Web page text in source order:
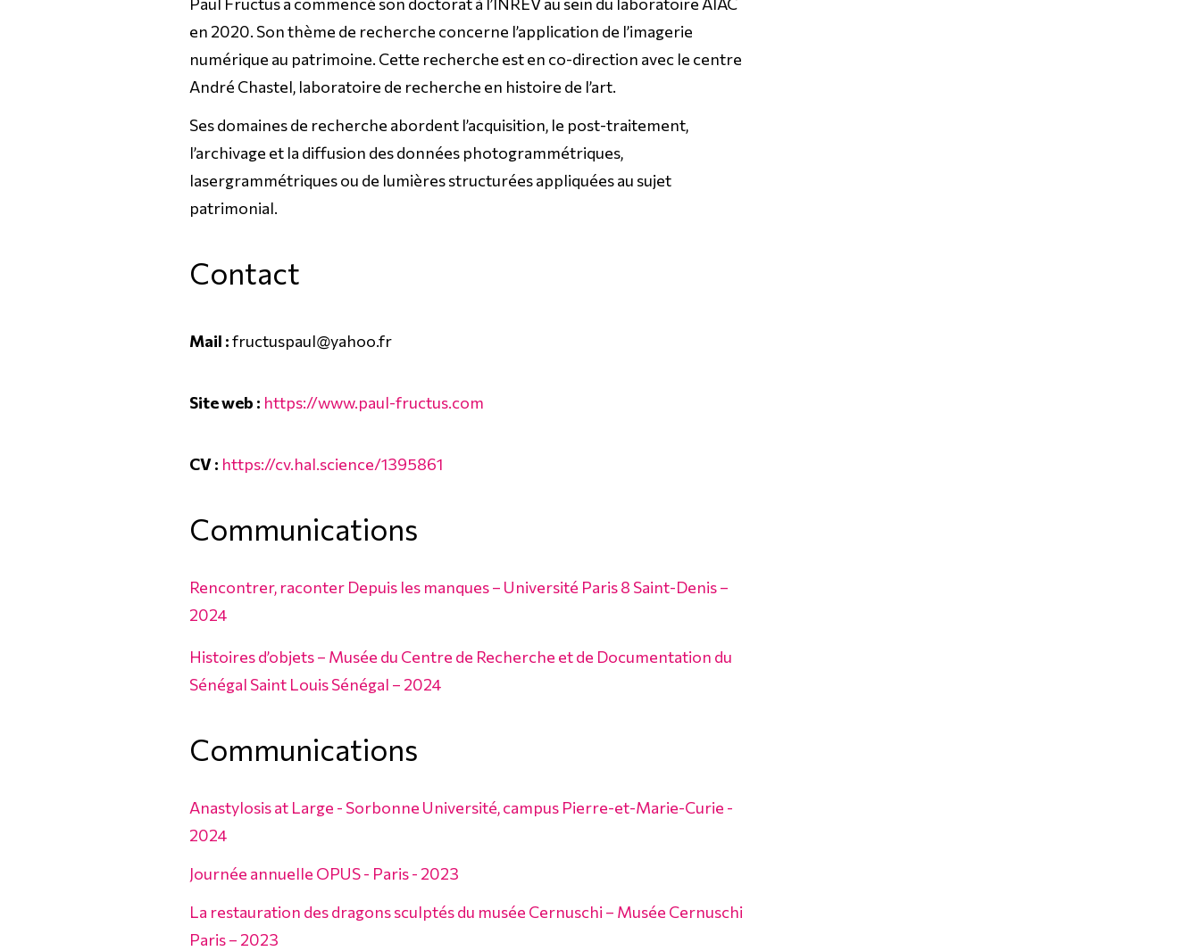
en 2020. Son thème de recherche concerne l’application de l’imagerie
numérique au patrimoine. Cette recherche est en co-direction avec le centre
André Chastel, laboratoire de recherche en histoire de l’art.
Ses domaines de recherche abordent l’acquisition, le post-traitement,
l’archivage et la diffusion des données photogrammétriques,
lasergrammétriques ou de lumières structurées appliquées au sujet
patrimonial.
Contact
Mail :fructuspaul@yahoo.fr
Site web : https://www.paul-fructus.com
CV : https://cv.hal.science/1395861
Communications
Rencontrer, raconter Depuis les manques – Université Paris 8 Saint-Denis –
2024
Histoires d’objets – Musée du Centre de Recherche et de Documentation du
Sénégal Saint Louis Sénégal – 2024
Communications
Anastylosis at Large - Sorbonne Université, campus Pierre-et-Marie-Curie -
2024
Journée annuelle OPUS - Paris - 2023
La restauration des dragons sculptés du musée Cernuschi – Musée Cernuschi
Paris – 2023